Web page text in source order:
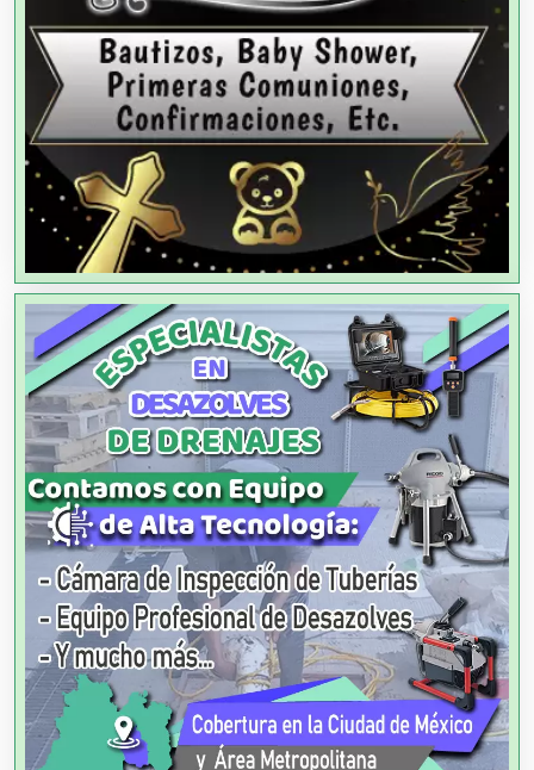
Alarmas
Albercas
Alimentos
Almacenaje
Alquiler de Autos
Alquiler de Equipos para Fiestas
Alquiler de Sillas y Mesas
Alquiler de Trajes de Etiqueta
Alta Costura